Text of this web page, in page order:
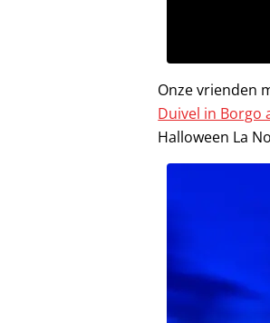
Onze vrienden
Duivel in Borgo
Halloween La